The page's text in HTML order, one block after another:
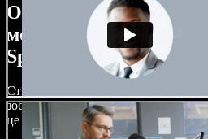
Ось лише невелика
можливостей, які ви
Speechify Studio.
Створюйте озвучення, додавайте
зображення, музику, відео,
це в цілісні, захопливі аудіо- та